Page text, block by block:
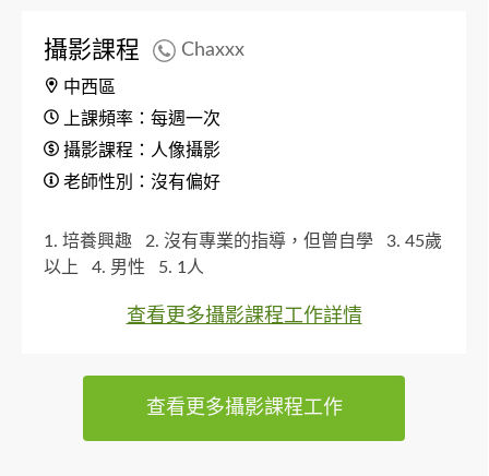
攝影課程 Chaxxx
中西區
上課頻率：每週一次
攝影課程：人像攝影
老師性別：沒有偏好
1. 培養興趣 2. 沒有專業的指導，但曾自學
3. 45歲
以上
4. 男性 5. 1人
查看更多攝影課程工作詳情
查看更多攝影課程工作